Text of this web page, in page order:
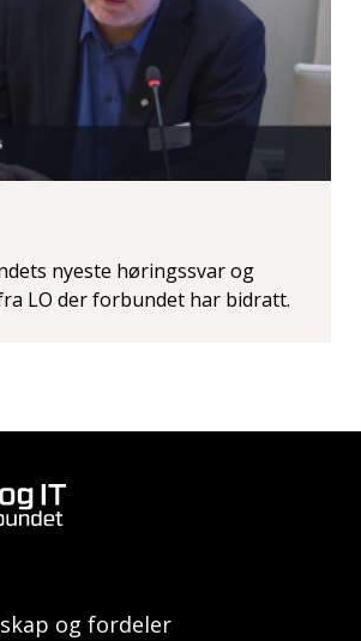
nyeste høringssvar og
LO der forbundet har bidratt.
og fordeler